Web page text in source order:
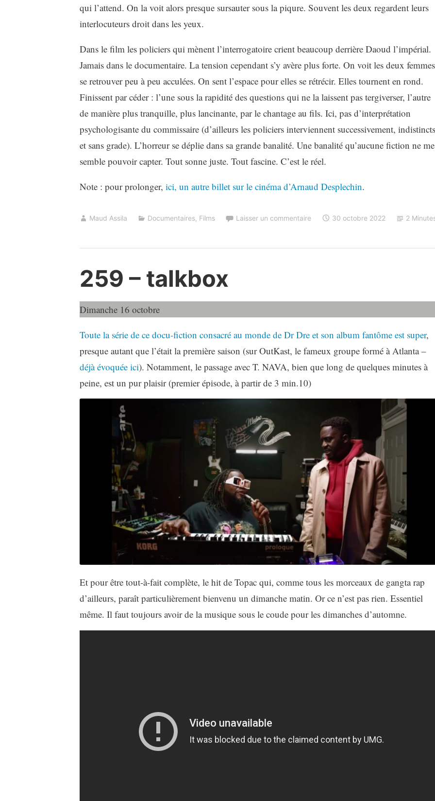
qui l’attend. On la voit alors presque sursauter sous la piqure. Souvent les deux regardent leurs
interlocuteurs droit dans les yeux.
Dans le film les policiers qui mènent l’interrogatoire crient beaucoup derrière Daoud l’impérial.
Jamais dans le documentaire. La tension cependant s’y avère plus forte. On voit les deux femmes
se retrouver peu à peu acculées. On sent l’espace pour elles se rétrécir. Elles tournent en rond.
Finissent par céder : l’une sous la rapidité des questions qui ne la laissent pas tergiverser, l’autre
de manière plus tranquille, plus lancinante, par le chantage au fils. Ici, pas d’interprétation
psychologisante du commissaire (d’ailleurs les policiers interviennent successivement, indistincts
et sans grade). L’horreur se déplie dans sa grande banalité. Une banalité qu’aucune fiction ne me
semble pouvoir capter. Tout sonne juste. Tout fascine. C’est le réel.
Note : pour prolonger, ici, un autre billet sur le cinéma d’Arnaud Desplechin.
Maud Assila Documentaires, Films Laisser un commentaire 30 octobre 2022 2
259 – talkbox
Dimanche 16 octobre
Toute la série de ce docu-fiction consacré au monde de Dr Dre et son album fantôme est super,
presque autant que l’était la première saison (sur OutKast, le fameux groupe formé à Atlanta –
déjà évoquée ici). Notamment, le passage avec T. NAVA, bien que long de quelques minutes à
peine, est un pur plaisir (premier épisode, à partir de 3 min.10)
Et pour être tout-à-fait complète, le hit de Topac qui, comme tous les morceaux de gangta rap
d’ailleurs, paraît particulièrement bienvenu un dimanche matin. Or ce n’est pas rien. Essentiel
même. Il faut toujours avoir de la musique sous le coude pour les dimanches d’automne.